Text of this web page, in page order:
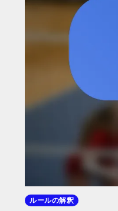
ルールの解釈